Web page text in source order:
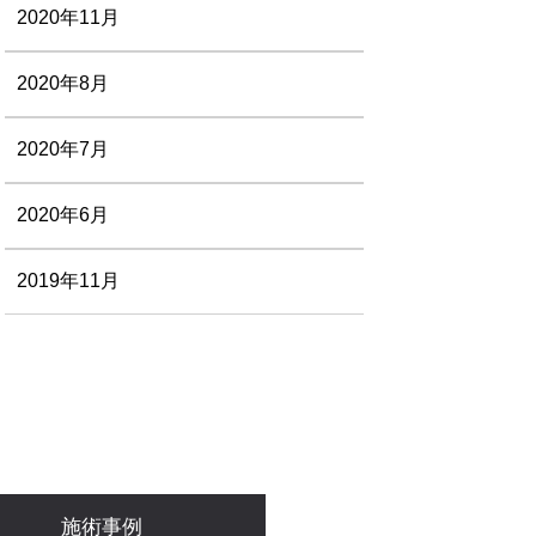
2020年11月
2020年8月
2020年7月
2020年6月
2019年11月
施術事例